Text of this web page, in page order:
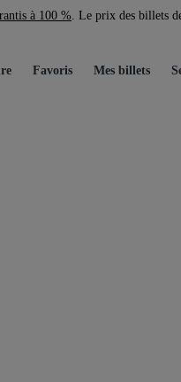
à 100 %. Le prix des billets
Favoris Mes billets